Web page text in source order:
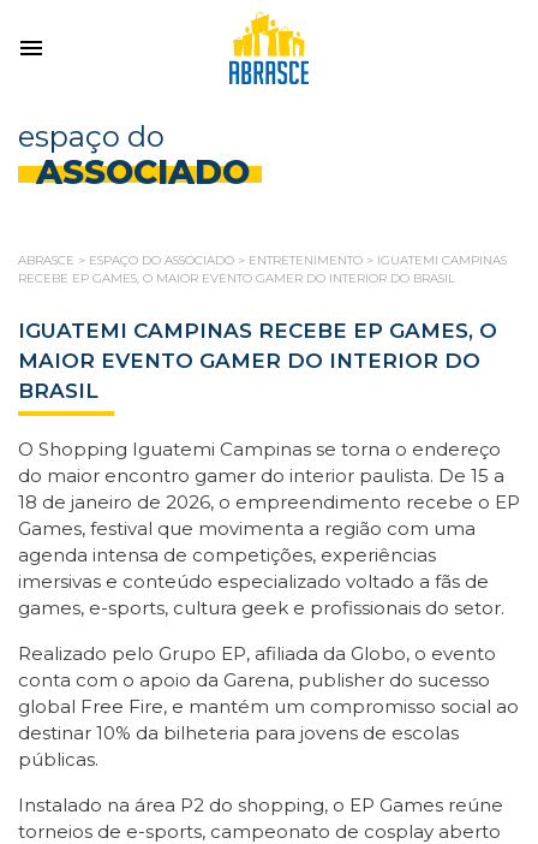
espaço do
ASSOCIADO
ABRASCE > ESPAÇO DO ASSOCIADO > ENTRETENIMENTO > IGUATEMI CAMPINAS
RECEBE EP GAMES, O MAIOR EVENTO GAMER DO INTERIOR DO BRASIL
IGUATEMI CAMPINAS RECEBE EP GAMES, O
MAIOR EVENTO GAMER DO INTERIOR DO
BRASIL
O Shopping Iguatemi Campinas se torna o endereço
do maior encontro gamer do interior paulista. De 15 a
18 de janeiro de 2026, o empreendimento recebe o EP
Games, festival que movimenta a região com uma
agenda intensa de competições, experiências
imersivas e conteúdo especializado voltado a fãs de
games, e-sports, cultura geek e profissionais do setor.
Realizado pelo Grupo EP, afiliada da Globo, o evento
conta com o apoio da Garena, publisher do sucesso
global Free Fire, e mantém um compromisso social ao
destinar 10% da bilheteria para jovens de escolas
públicas.
Instalado na área P2 do shopping, o EP Games reúne
torneios de e-sports, campeonato de cosplay aberto